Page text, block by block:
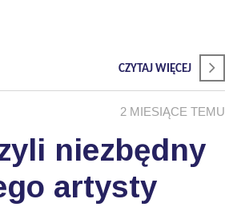
CZYTAJ WIĘCEJ
2 MIESIĄCE TEMU
niezbędny
artysty